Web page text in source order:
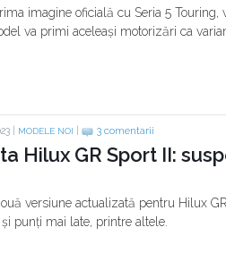
imagine oficială cu Seria 5 Touring,
va primi aceleași motorizări ca
| MODELE NOI 3 comentarii
Hilux GR Sport II:
versiune actualizată pentru Hilux
punți mai late, printre altele.